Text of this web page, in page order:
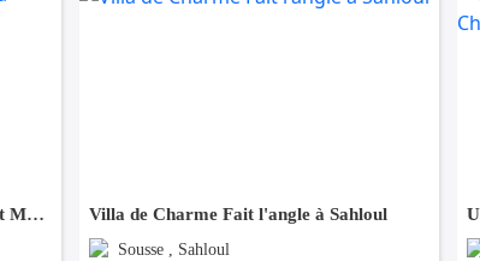
Résidence de 7 Appartements à Chatt Mariem prés de la Mer Villa de Charme Fait l'angle à Sahloul
Sousse , Sahloul